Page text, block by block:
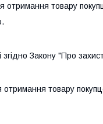
отримання товару
Закону "Про
отримання товару